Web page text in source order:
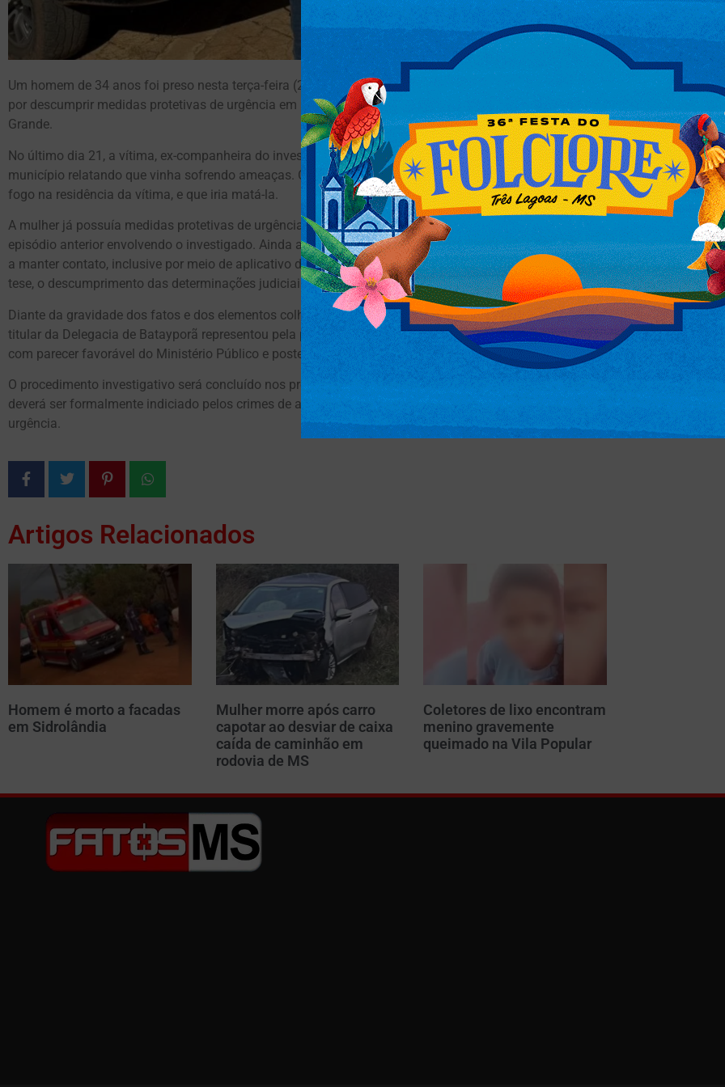
Um homem de 34 anos foi preso nesta terça-feira (26), suspeito ameaçar a ex-companheira de morte e
por descumprir medidas protetivas de urgência em Batayporã, município a 310 quilômetros de Campo
Grande.
No último dia 21, a vítima, ex-companheira do investigado, de 31 anos, compareceu à delegacia do
município relatando que vinha sofrendo ameaças. Conforme apurado, o suspeito teria dito que iria atear
fogo na residência da vítima, e que iria matá-la.
A mulher já possuía medidas protetivas de urgência deferidas pelo Poder Judiciário, em razão de
episódio anterior envolvendo o investigado. Ainda assim, de acordo com a investigação, ele teria voltado
a manter contato, inclusive por meio de aplicativo de mensagens, circunstâncias que caracterizam, em
tese, o descumprimento das determinações judiciais impostas.
Diante da gravidade dos fatos e dos elementos colhidos durante a investigação, a Autoridade Policial
titular da Delegacia de Batayporã representou pela prisão preventiva do investigado. O pedido contou
com parecer favorável do Ministério Público e posterior decretação pelo Poder Judiciário.
O procedimento investigativo será concluído nos próximos dias, oportunidade em que o investigado
deverá ser formalmente indiciado pelos crimes de ameaça e descumprimento de medidas protetivas de
urgência.
Artigos Relacionados
Homem é morto a facadas
em Sidrolândia
Mulher morre após carro
capotar ao desviar de caixa
caída de caminhão em
rodovia de MS
Coletores de lixo encontram
menino gravemente
queimado na Vila Popular